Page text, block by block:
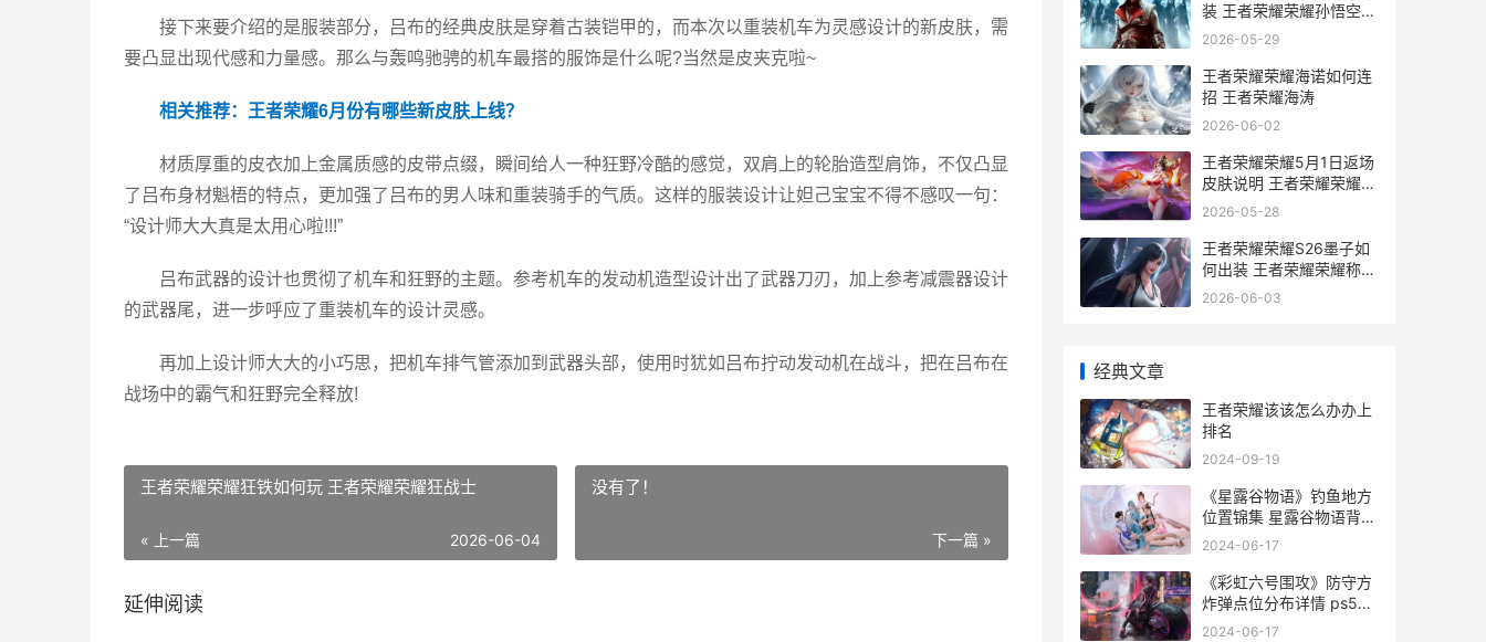
接下来要介绍的是服装部分，吕布的经典皮肤是穿着古装铠甲的，而本次以重装机车为灵感设计的新皮肤，需
要凸显出现代感和力量感。那么与轰鸣驰骋的机车最搭的服饰是什么呢?当然是皮夹克啦~
相关推荐： 王者荣耀6月份有哪些新皮肤上线？
材质厚重的皮衣加上金属质感的皮带点缀，瞬间给人一种狂野冷酷的感觉，双肩上的轮胎造型肩饰，不仅凸显
了吕布身材魁梧的特点，更加强了吕布的男人味和重装骑手的气质。这样的服装设计让妲己宝宝不得不感叹一句：
“设计师大大真是太用心啦!!!”
吕布武器的设计也贯彻了机车和狂野的主题。参考机车的发动机造型设计出了武器刀刃，加上参考减震器设计
的武器尾，进一步呼应了重装机车的设计灵感。
再加上设计师大大的小巧思，把机车排气管添加到武器头部，使用时犹如吕布拧动发动机在战斗，把在吕布在
战场中的霸气和狂野完全释放!
王者荣耀荣耀狂铁如何玩 王者荣耀荣耀狂战士
« 上一篇 2026-06-04
没有了！
下一篇 »
延伸阅读
装 王者荣耀荣耀孙悟空称
号怎么获得
2026-05-29
王者荣耀荣耀海诺如何连
招 王者荣耀海涛
2026-06-02
王者荣耀荣耀5月1日返场
皮肤说明 王者荣耀荣耀
50星相当于巅峰赛多少分
2026-05-28
王者荣耀荣耀S26墨子如
何出装 王者荣耀荣耀称号
获取条件
2026-06-03
经典文章
王者荣耀该该怎么办办上
排名
2024-09-19
《星露谷物语》钓鱼地方
位置锦集 星露谷物语背包
扩充
2024-06-17
《彩虹六号围攻》防守方
炸弹点位分布详情 ps5彩
虹六号围攻
2024-06-17